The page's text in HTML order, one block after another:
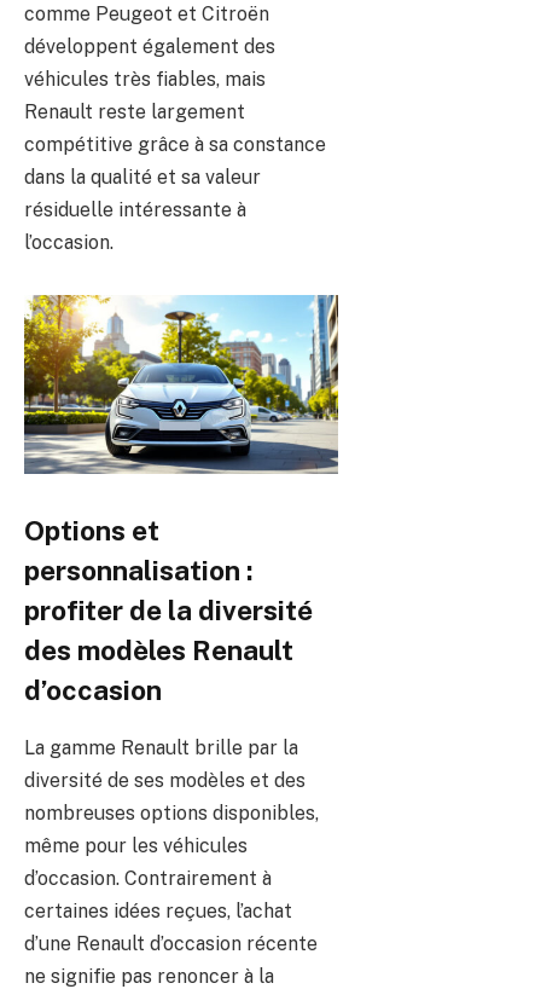
comme Peugeot et Citroën
développent également des
véhicules très fiables, mais
Renault reste largement
compétitive grâce à sa constance
dans la qualité et sa valeur
résiduelle intéressante à
l’occasion.
Options et
personnalisation :
profiter de la diversité
des modèles Renault
d’occasion
La gamme Renault brille par la
diversité de ses modèles et des
nombreuses options disponibles,
même pour les véhicules
d’occasion. Contrairement à
certaines idées reçues, l’achat
d’une Renault d’occasion récente
ne signifie pas renoncer à la